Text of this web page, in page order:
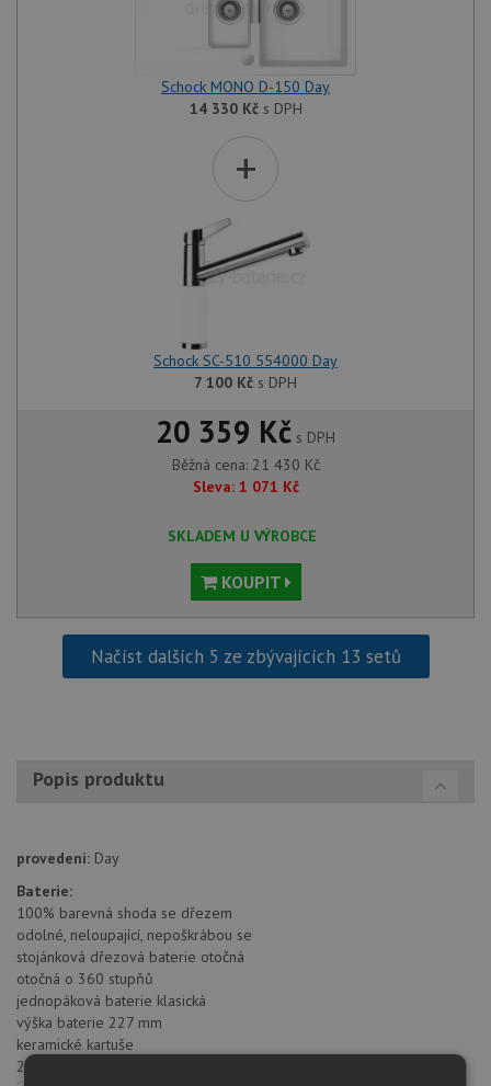
Schock MONO D-150 Day
14 330 Kčs DPH
+
Schock SC-510 554000 Day
7 100 Kč s DPH
20 359 Kč s DPH
Běžná cena: 21 430 Kč
Sleva: 1 071 Kč
SKLADEM U VÝROBCE
KOUPIT
Načíst dalších 5 ze zbývajících 13 setů
Popis produktu
provedení: Day
Baterie:
100% barevná shoda se dřezem
odolné, neloupající, nepoškrábou se
stojánková dřezová baterie otočná
otočná o 360 stupňů
jednopáková baterie klasická
výška baterie 227 mm
keramické kartuše
2 pružné propojovací hadice o délce 450 mm